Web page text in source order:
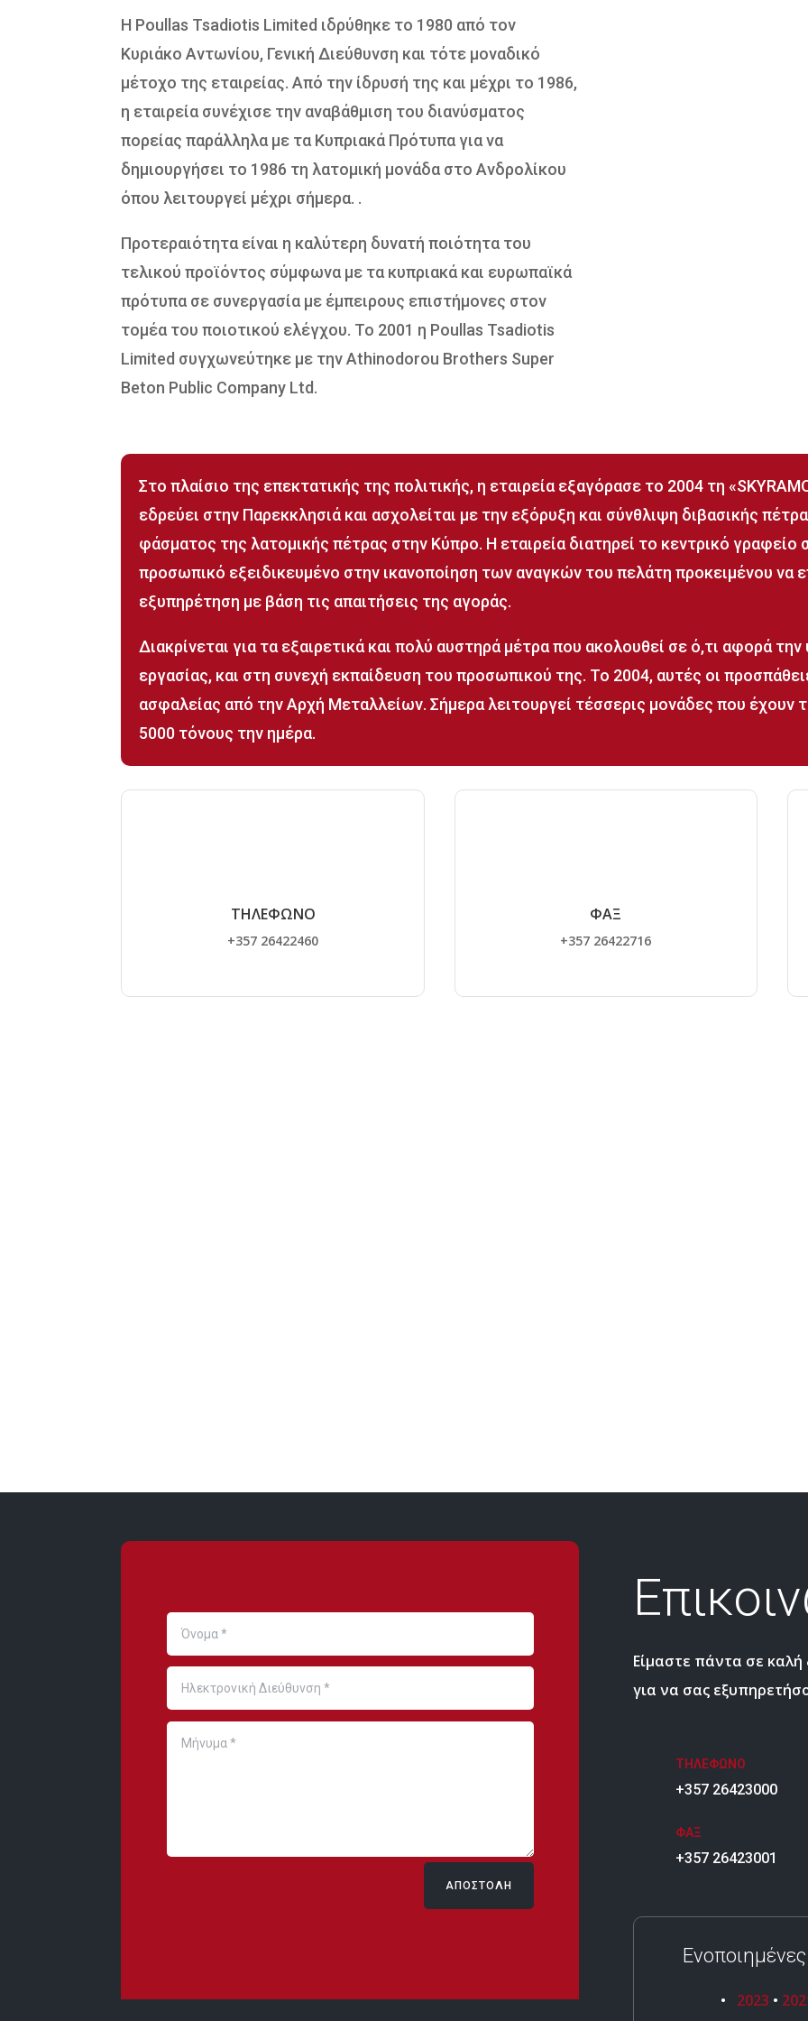
Η Poullas Tsadiotis Limited ιδρύθηκε το 1980 από τον
Κυριάκο Αντωνίου, Γενική Διεύθυνση και τότε μοναδικό
μέτοχο της εταιρείας. Από την ίδρυσή της και μέχρι το 1986,
η εταιρεία συνέχισε την αναβάθμιση του διανύσματος
πορείας παράλληλα με τα Κυπριακά Πρότυπα για να
δημιουργήσει το 1986 τη λατομική μονάδα στο Ανδρολίκου
όπου λειτουργεί μέχρι σήμερα. .
Προτεραιότητα είναι η καλύτερη δυνατή ποιότητα του
τελικού προϊόντος σύμφωνα με τα κυπριακά και ευρωπαϊκά
πρότυπα σε συνεργασία με έμπειρους επιστήμονες στον
τομέα του ποιοτικού ελέγχου. Το 2001 η Poullas Tsadiotis
Limited συγχωνεύτηκε με την Athinodorou Brothers Super
Beton Public Company Ltd.
Στο πλαίσιο της επεκτατικής της πολιτικής, η εταιρεία εξαγόρασε το 2004 τη
εδρεύει στην Παρεκκλησιά και ασχολείται με την εξόρυξη και σύνθλιψη διβασικής
φάσματος της λατομικής πέτρας στην Κύπρο. Η εταιρεία διατηρεί το κεντρικό
προσωπικό εξειδικευμένο στην ικανοποίηση των αναγκών του πελάτη προκειμένου να
εξυπηρέτηση με βάση τις απαιτήσεις της αγοράς.
Διακρίνεται για τα εξαιρετικά και πολύ αυστηρά μέτρα που ακολουθεί σε ό,τι αφορά
εργασίας, και στη συνεχή εκπαίδευση του προσωπικού της. Το 2004, αυτές οι
ασφαλείας από την Αρχή Μεταλλείων. Σήμερα λειτουργεί τέσσερις μονάδες που έχουν
5000 τόνους την ημέρα.
ΤΗΛΕΦΩΝΟ
+357 26422460
ΦΑΞ
+357 26422716
ΑΠΟΣΤΟΛΗ
Είμαστε πάντα σε καλή
για να σας
ΤΗΛΕΦΩΝΟ
+357 26423000
ΦΑΞ
+357 26423001
• 2023 •